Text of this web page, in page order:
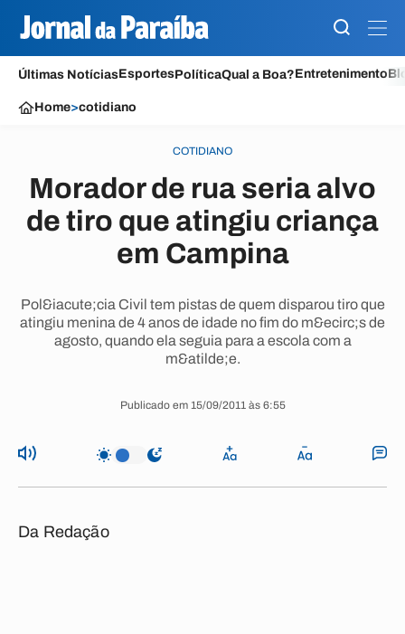
Últimas NotíciasEsportesPolíticaQual a Boa?Entretenimento
Home>cotidiano
COTIDIANO
Morador de rua seria alvo
de tiro que atingiu criança
em Campina
Pol&iacute;cia Civil tem pistas de quem disparou tiro que
atingiu menina de 4 anos de idade no fim do m&ecirc;s de
agosto, quando ela seguia para a escola com a
m&atilde;e.
Publicado em 15/09/2011 às 6:55
Da Redação